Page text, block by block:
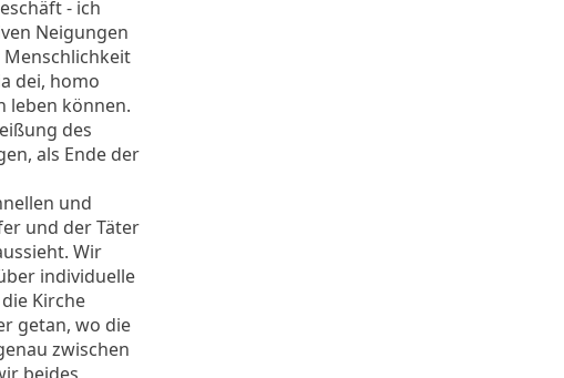
- ich
Neigungen
Menschlichkeit
dei, homo
leben können.
des
als Ende der
und
und der Täter
Wir
individuelle
Kirche
getan, wo die
zwischen